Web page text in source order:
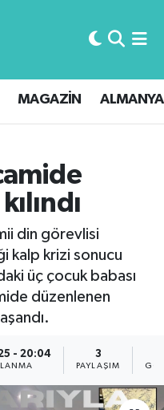
MAGAZİN ALMANYA
din görevlisi
kalp krizi sonucu
üç çocuk babası
düzenlenen
- 20:04 3
PAYLAŞIM
Fikstür